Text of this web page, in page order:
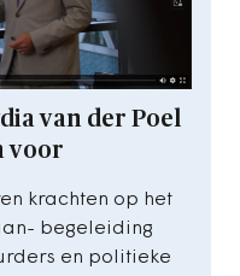
van der Poel
voor
krachten op het
begeleiding
en politieke